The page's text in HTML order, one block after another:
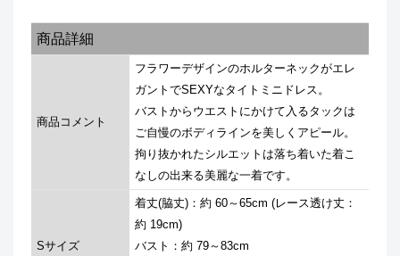
商品詳細
商品コメント
フラワーデザインのホルターネックがエレ
ガントでSEXYなタイトミニドレス。
バストからウエストにかけて入るタックは
ご自慢のボディラインを美しくアピール。
拘り抜かれたシルエットは落ち着いた着こ
なしの出来る美麗な一着です。
Sサイズ
着丈(脇丈)：約 60～65cm (レース透け丈：
約 19cm)
バスト：約 79～83cm